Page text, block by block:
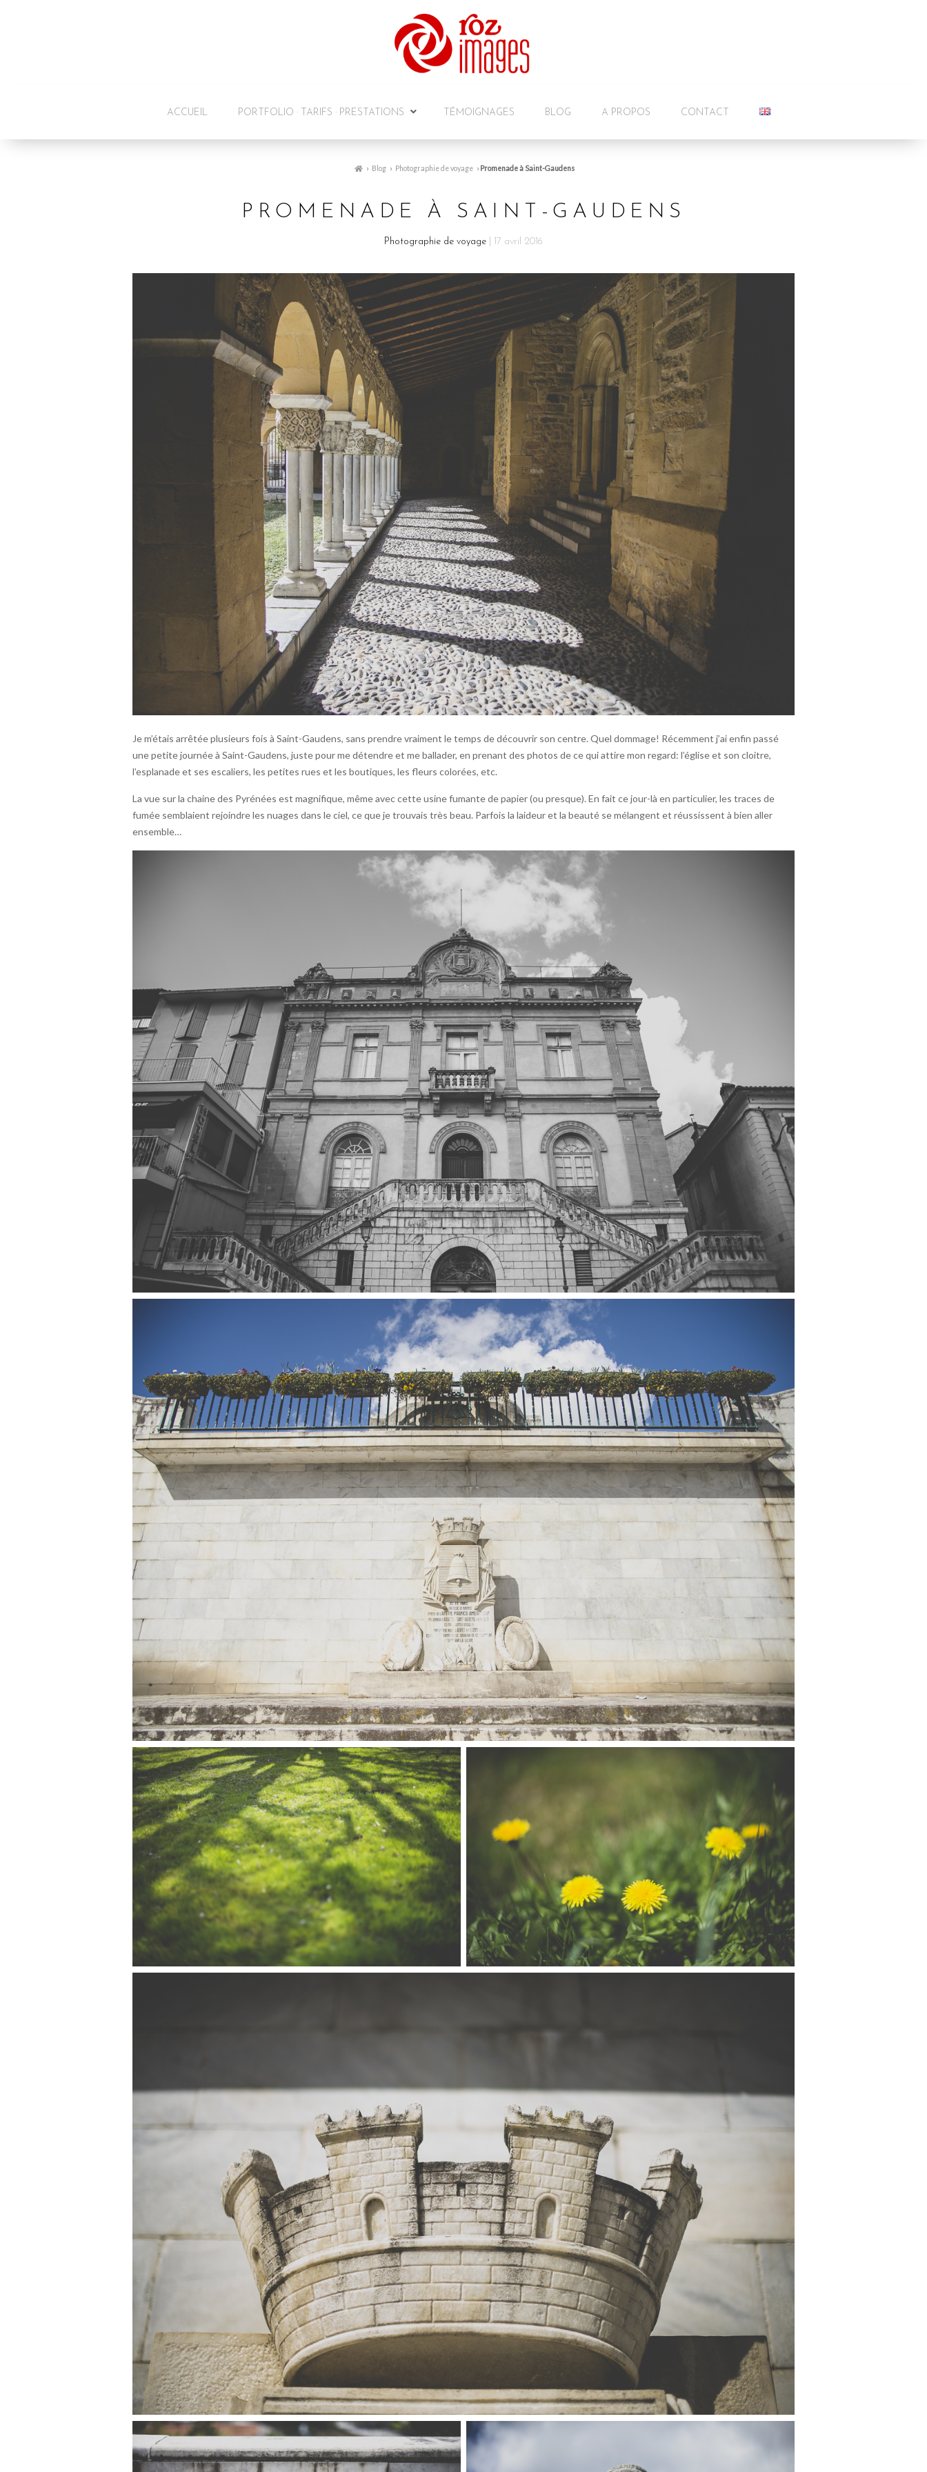
ACCUEIL PORTFOLIO · TARIFS · PRESTATIONS TÉMOIGNAGES BLOG A PROPOS CONTACT
› Blog › Photographie de voyage › Promenade à Saint-Gaudens
PROMENADE À SAINT-GAUDENS
Photographie de voyage | 17 avril 2016
Je m’étais arrêtée plusieurs fois à Saint-Gaudens, sans prendre vraiment le temps de découvrir son centre. Quel dommage! Récemment j’ai enfin passé
une petite journée à Saint-Gaudens, juste pour me détendre et me ballader, en prenant des photos de ce qui attire mon regard: l’église et son cloitre,
l’esplanade et ses escaliers, les petites rues et les boutiques, les fleurs colorées, etc.
La vue sur la chaine des Pyrénées est magnifique, même avec cette usine fumante de papier (ou presque). En fait ce jour-là en particulier, les traces de
fumée semblaient rejoindre les nuages dans le ciel, ce que je trouvais très beau. Parfois la laideur et la beauté se mélangent et réussissent à bien aller
ensemble…